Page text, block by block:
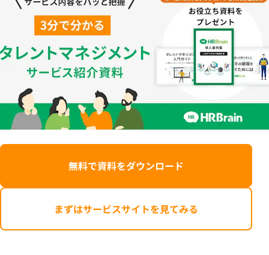
無料で資料をダウンロード
まずはサービスサイトを見てみる